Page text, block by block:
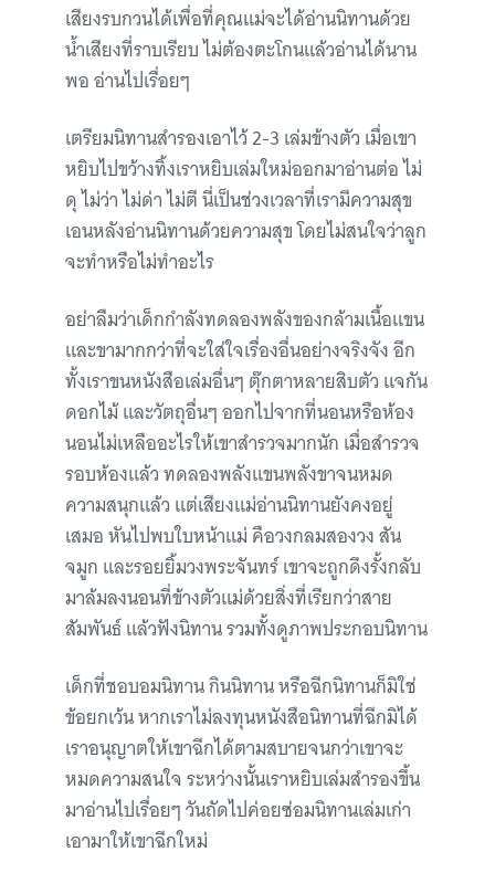
เสียงรบกวนได้เพื่อที่คุณแม่จะได้อ่านนิทานด้วย
น้ำเสียงที่ราบเรียบ ไม่ต้องตะโกนแล้วอ่านได้นาน
พอ อ่านไปเรื่อยๆ
เตรียมนิทานสำรองเอาไว้ 2-3 เล่มข้างตัว เมื่อเขา
หยิบไปขว้างทิ้งเราหยิบเล่มใหม่ออกมาอ่านต่อ ไม่
ดุ ไม่ว่า ไม่ด่า ไม่ตี นี่เป็นช่วงเวลาที่เรามีความสุข
เอนหลังอ่านนิทานด้วยความสุข โดยไม่สนใจว่าลูก
จะทำหรือไม่ทำอะไร
อย่าลืมว่าเด็กกำลังทดลองพลังของกล้ามเนื้อแขน
และขามากกว่าที่จะใส่ใจเรื่องอื่นอย่างจริงจัง อีก
ทั้งเราขนหนังสือเล่มอื่นๆ ตุ๊กตาหลายสิบตัว แจกัน
ดอกไม้ และวัตถุอื่นๆ ออกไปจากที่นอนหรือห้อง
นอนไม่เหลืออะไรให้เขาสำรวจมากนัก เมื่อสำรวจ
รอบห้องแล้ว ทดลองพลังแขนพลังขาจนหมด
ความสนุกแล้ว แต่เสียงแม่อ่านนิทานยังคงอยู่
เสมอ หันไปพบใบหน้าแม่ คือวงกลมสองวง สัน
จมูก และรอยยิ้มวงพระจันทร์ เขาจะถูกดึงรั้งกลับ
มาล้มลงนอนที่ข้างตัวแม่ด้วยสิ่งที่เรียกว่าสาย
สัมพันธ์ แล้วฟังนิทาน รวมทั้งดูภาพประกอบนิทาน
เด็กที่ชอบอมนิทาน กินนิทาน หรือฉีกนิทานก็มิใช่
ข้อยกเว้น หากเราไม่ลงทุนหนังสือนิทานที่ฉีกมิได้
เราอนุญาตให้เขาฉีกได้ตามสบายจนกว่าเขาจะ
หมดความสนใจ ระหว่างนั้นเราหยิบเล่มสำรองขึ้น
มาอ่านไปเรื่อยๆ วันถัดไปค่อยซ่อมนิทานเล่มเก่า
เอามาให้เขาฉีกใหม่